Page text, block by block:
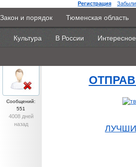
Регистрация
Главная Новости Объявления
Каталоги 9PS Прочее
Закон и порядок Тюменская область
Культура В России Интересное
тверские колледжи после 9
- 19 августа 2015, среда
oblachkovoe
Сообщений:
551
4008 дней
назад
тверские